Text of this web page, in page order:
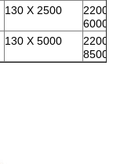
130 X 2500
2200
6000
130 X 5000
2200
8500